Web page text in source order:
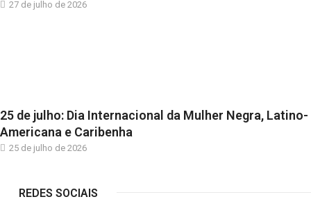
27 de julho de 2026
25 de julho: Dia Internacional da Mulher Negra, Latino-
Americana e Caribenha
25 de julho de 2026
REDES SOCIAIS